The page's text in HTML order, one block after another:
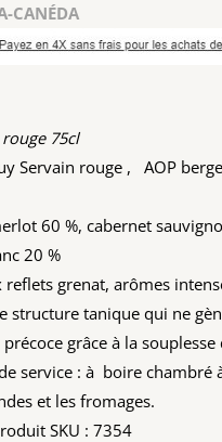
CANÉDA
75cl
Servain rouge , AOP
60 %, cabernet
20 %
reflets grenat, arômes
structure tanique qui ne
grâce à la souplesse
service : à boire chambré
et les fromages.
SKU : 7354